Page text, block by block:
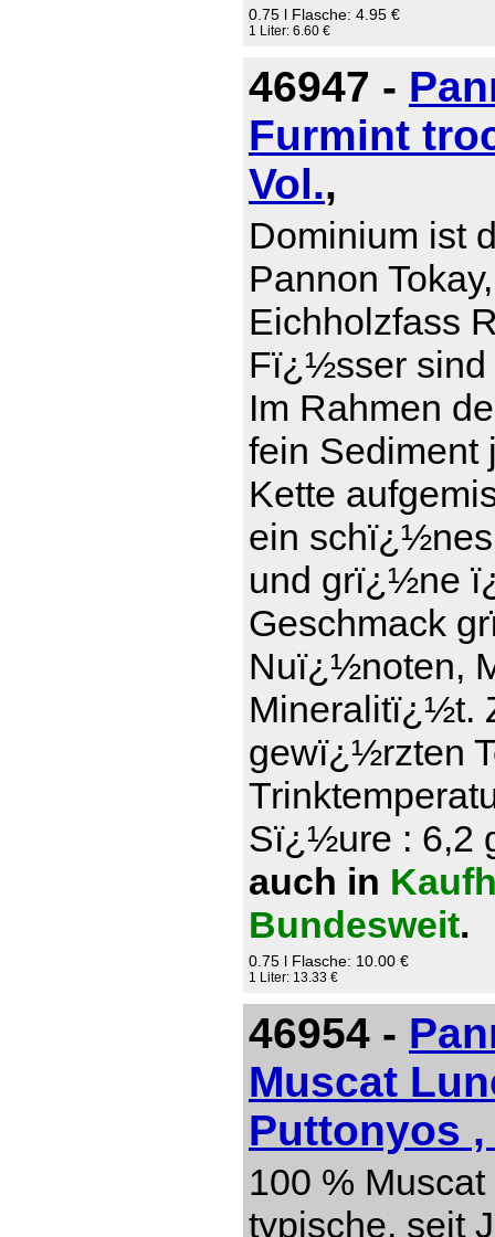
0.75 l Flasche: 4.95 €
1 Liter: 6.60 €
46947 -
Furmint
Vol.,
Dominium ist
Pannon
Eichholzfass
Fï¿½sser sind
Im Rahmen
fein Sediment
Kette
ein
und grï¿½ne
Geschmack
Nuï¿½noten,
Mineralitï¿½t.
gewï¿½rzten
Sï¿½ure : 6,2
auch in
Bundesweit.
0.75 l Flasche: 10.00 €
1 Liter: 13.33 €
46954 -
Muscat
Puttonyos ,
100 %
typische, seit